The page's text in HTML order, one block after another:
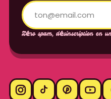
Translation missing:
Zéro spam, désinscription en